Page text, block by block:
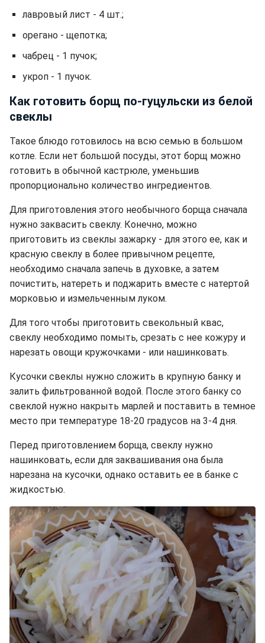
лавровый лист - 4 шт.;
орегано - щепотка;
чабрец - 1 пучок;
укроп - 1 пучок.
Как готовить борщ по-гуцульски из белой
свеклы
Такое блюдо готовилось на всю семью в большом
котле. Если нет большой посуды, этот борщ можно
готовить в обычной кастрюле, уменьшив
пропорционально количество ингредиентов.
Для приготовления этого необычного борща сначала
нужно заквасить свеклу. Конечно, можно
приготовить из свеклы зажарку - для этого ее, как и
красную свеклу в более привычном рецепте,
необходимо сначала запечь в духовке, а затем
почистить, натереть и поджарить вместе с натертой
морковью и измельченным луком.
Для того чтобы приготовить свекольный квас,
свеклу необходимо помыть, срезать с нее кожуру и
нарезать овощи кружочками - или нашинковать.
Кусочки свеклы нужно сложить в крупную банку и
залить фильтрованной водой. После этого банку со
свеклой нужно накрыть марлей и поставить в темное
место при температуре 18-20 градусов на 3-4 дня.
Перед приготовлением борща, свеклу нужно
нашинковать, если для заквашивания она была
нарезана на кусочки, однако оставить ее в банке с
жидкостью.